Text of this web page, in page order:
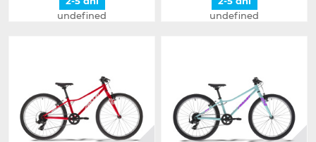
undefined
undefined